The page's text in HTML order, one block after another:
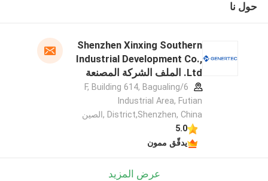
حول نا
Shenzhen Xinxing Southern
Industrial Development Co.,
Ltd. الملف الشركة المصنعة
6/F, Building 614, Bagualing
Industrial Area, Futian
District,Shenzhen, China ,الصين
5.0
يدقّق ممون
عرض المزيد